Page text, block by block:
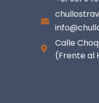
Calle
(Frente al